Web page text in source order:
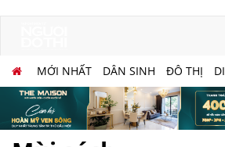
MỚI NHẤT DÂN SINH ĐÔ THỊ